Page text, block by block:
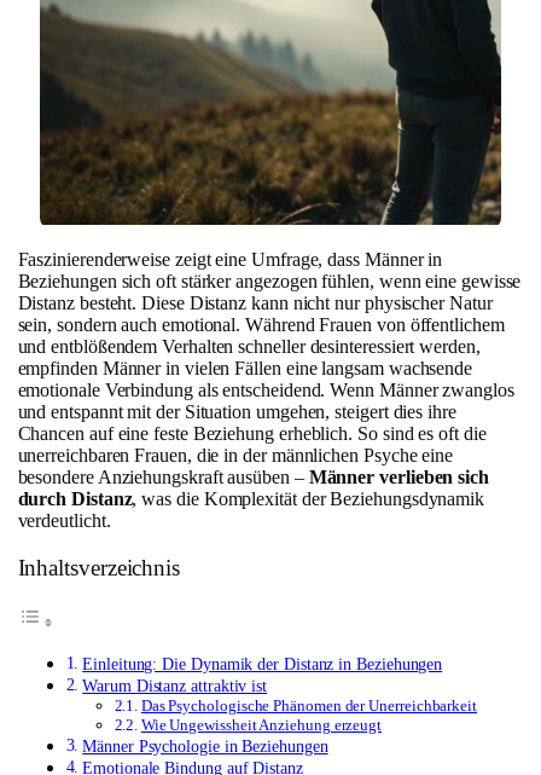
Faszinierenderweise zeigt eine Umfrage, dass Männer in
Beziehungen sich oft stärker angezogen fühlen, wenn eine gewisse
Distanz besteht. Diese Distanz kann nicht nur physischer Natur
sein, sondern auch emotional. Während Frauen von öffentlichem
und entblößendem Verhalten schneller desinteressiert werden,
empfinden Männer in vielen Fällen eine langsam wachsende
emotionale Verbindung als entscheidend. Wenn Männer zwanglos
und entspannt mit der Situation umgehen, steigert dies ihre
Chancen auf eine feste Beziehung erheblich. So sind es oft die
unerreichbaren Frauen, die in der männlichen Psyche eine
besondere Anziehungskraft ausüben – Männer verlieben sich
durch Distanz, was die Komplexität der Beziehungsdynamik
verdeutlicht.
Inhaltsverzeichnis
Einleitung: Die Dynamik der Distanz in Beziehungen
Warum Distanz attraktiv ist
Das Psychologische Phänomen der Unerreichbarkeit
Wie Ungewissheit Anziehung erzeugt
Männer Psychologie in Beziehungen
Emotionale Bindung auf Distanz